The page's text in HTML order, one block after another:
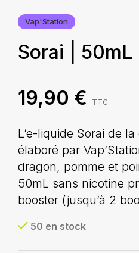
Vap'Station
Sorai | 50mL
19,90 € TTC
L’e-liquide Sorai de
élaboré par
dragon, pomme et
50mL sans nicotine
booster (jusqu’à 2
50 en stock